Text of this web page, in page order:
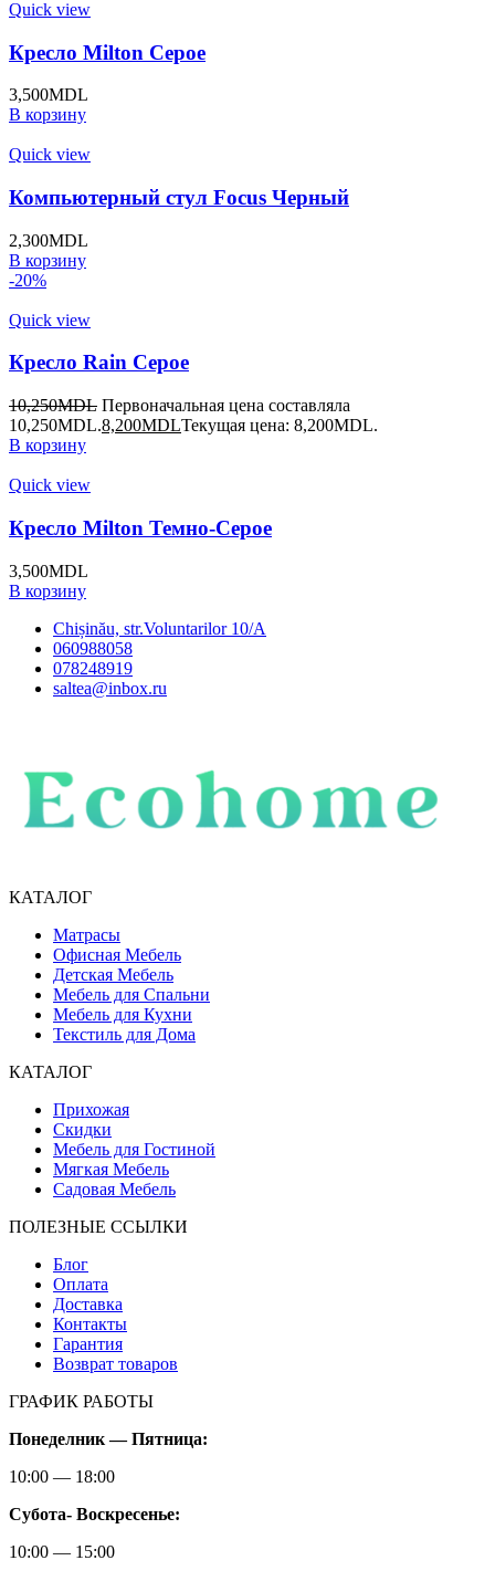
Quick view
Кресло Milton Серое
3,500MDL
В корзину
Quick view
Компьютерный стул Focus Черный
2,300MDL
В корзину
-20%
Quick view
Кресло Rain Серое
10,250MDL Первоначальная цена составляла
10,250MDL.8,200MDLТекущая цена: 8,200MDL.
В корзину
Quick view
Кресло Milton Темно-Серое
3,500MDL
В корзину
Chișinău, str.Voluntarilor 10/A
060988058
078248919
saltea@inbox.ru
КАТАЛОГ
Матрасы
Офисная Мебель
Детская Мебель
Мебель для Спальни
Мебель для Кухни
Текстиль для Дома
КАТАЛОГ
Прихожая
Скидки
Мебель для Гостиной
Мягкая Мебель
Садовая Мебель
ПОЛЕЗНЫЕ ССЫЛКИ
Блог
Оплата
Доставка
Контакты
Гарантия
Возврат товаров
ГРАФИК РАБОТЫ
Понеделник — Пятница:
10:00 — 18:00
Субота- Воскресенье:
10:00 — 15:00